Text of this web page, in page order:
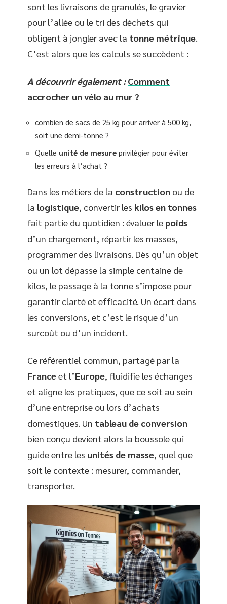
sont les livraisons de granulés, le gravier
pour l’allée ou le tri des déchets qui
obligent à jongler avec la tonne métrique.
C’est alors que les calculs se succèdent :
A découvrir également : Comment
accrocher un vélo au mur ?
combien de sacs de 25 kg pour arriver à 500 kg,
soit une demi-tonne ?
Quelle unité de mesure privilégier pour éviter
les erreurs à l’achat ?
Dans les métiers de la construction ou de
la logistique, convertir les kilos en tonnes
fait partie du quotidien : évaluer le poids
d’un chargement, répartir les masses,
programmer des livraisons. Dès qu’un objet
ou un lot dépasse la simple centaine de
kilos, le passage à la tonne s’impose pour
garantir clarté et efficacité. Un écart dans
les conversions, et c’est le risque d’un
surcoût ou d’un incident.
Ce référentiel commun, partagé par la
Franceet l’Europe, fluidifie les échanges
et aligne les pratiques, que ce soit au sein
d’une entreprise ou lors d’achats
domestiques. Un tableau de conversion
bien conçu devient alors la boussole qui
guide entre les unités de masse, quel que
soit le contexte : mesurer, commander,
transporter.